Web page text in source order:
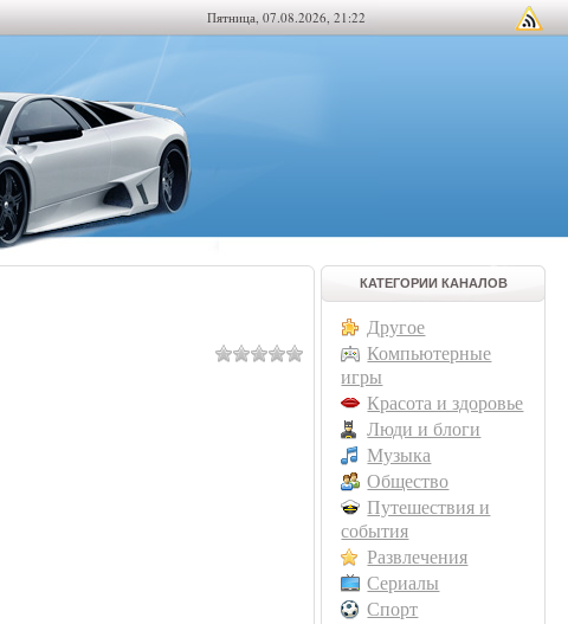
Пятница, 07.08.2026, 21:22
КАТЕГОРИИ КАНАЛОВ
Другое
Компьютерные
игры
Красота и здоровье
Люди и блоги
Музыка
Общество
Путешествия и
события
Развлечения
Сериалы
Спорт